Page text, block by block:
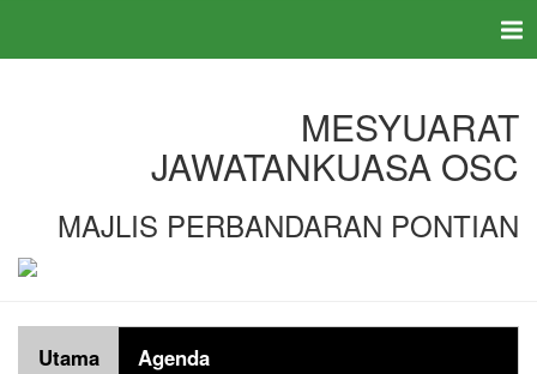
MESYUARAT
JAWATANKUASA OSC
MAJLIS PERBANDARAN PONTIAN
Utama Agenda